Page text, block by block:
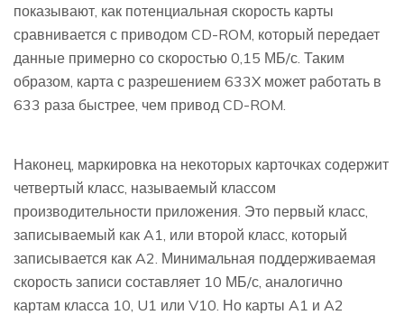
показывают, как потенциальная скорость карты
сравнивается с приводом CD-ROM, который передает
данные примерно со скоростью 0,15 МБ/с. Таким
образом, карта с разрешением 633X может работать в
633 раза быстрее, чем привод CD-ROM.
Наконец, маркировка на некоторых карточках содержит
четвертый класс, называемый классом
производительности приложения. Это первый класс,
записываемый как A1, или второй класс, который
записывается как A2. Минимальная поддерживаемая
скорость записи составляет 10 МБ/с, аналогично
картам класса 10, U1 или V10. Но карты A1 и A2